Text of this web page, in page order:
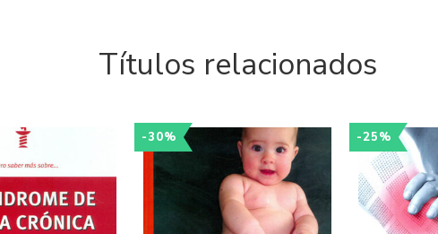
Títulos relacionados
-30% -25%